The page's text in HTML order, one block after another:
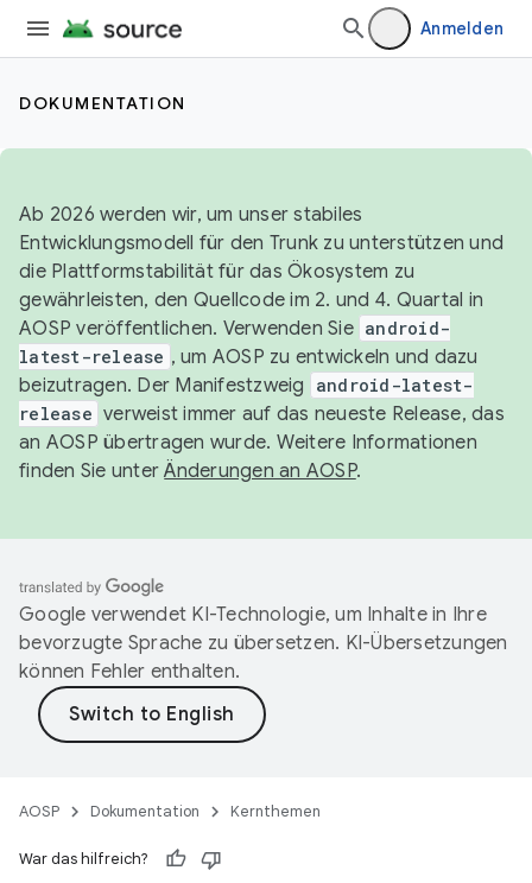
Anmelden
DOKUMENTATION
Ab 2026 werden wir, um unser stabiles
Entwicklungsmodell für den Trunk zu unterstützen und
die Plattformstabilität für das Ökosystem zu
gewährleisten, den Quellcode im 2. und 4. Quartal in
AOSP veröffentlichen. Verwenden Sie android-
latest-release , um AOSP zu entwickeln und dazu
beizutragen. Der Manifestzweig
android-latest-
release verweist immer auf das neueste Release, das
an AOSP übertragen wurde. Weitere Informationen
finden Sie unterÄnderungen an AOSP.
Google verwendet KI-Technologie, um Inhalte in Ihre
bevorzugte Sprache zu übersetzen. KI-Übersetzungen
können Fehler enthalten.
AOSP Dokumentation Kernthemen
War das hilfreich?